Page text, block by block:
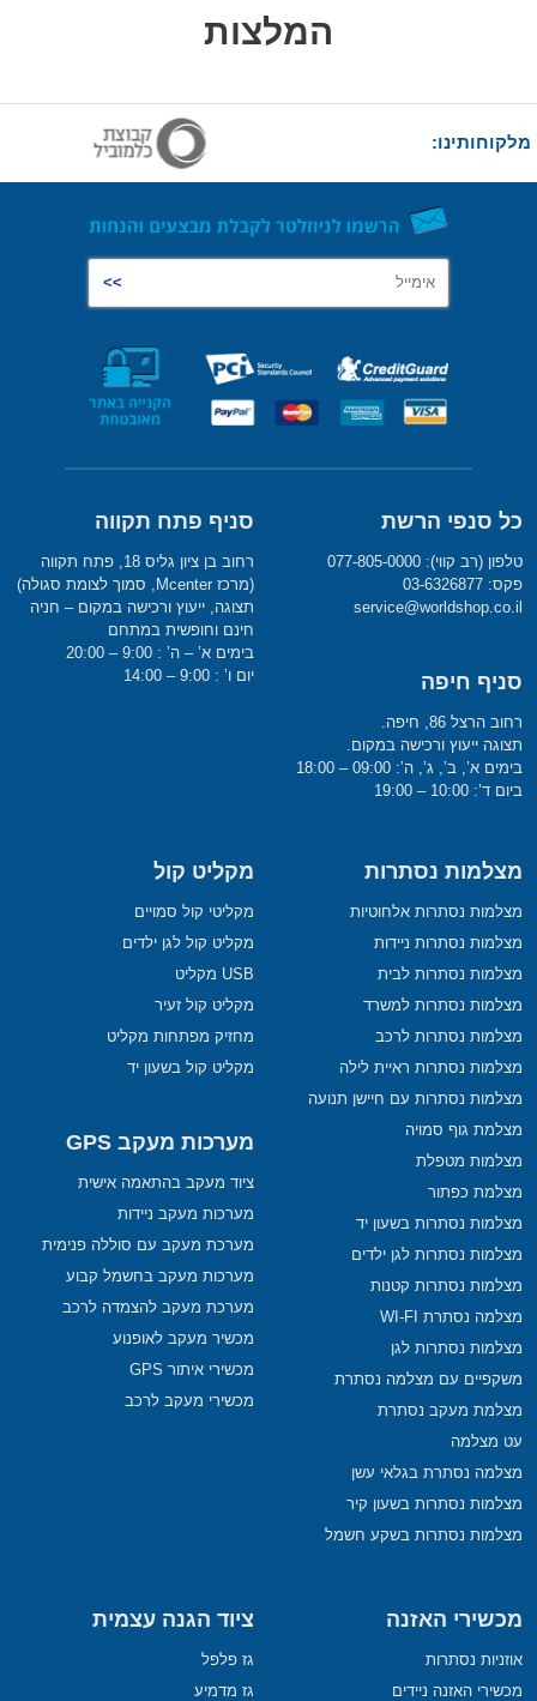
המלצות
מלקוחותינו:
כל סנפי הרשת
טלפון (רב קווי): 077-805-0000
פקס: 03-6326877
service@worldshop.co.il
סניף חיפה
רחוב הרצל 86, חיפה.
תצוגה ייעוץ ורכישה במקום.
בימים א’, ב’, ג’, ה’: 09:00 – 18:00
ביום ד’: 10:00 – 19:00
סניף פתח תקווה
רחוב בן ציון גליס 18, פתח תקווה
(מרכז Mcenter, סמוך לצומת סגולה)
תצוגה, ייעוץ ורכישה במקום – חניה
חינם וחופשית במתחם
בימים א’ – ה’ : 9:00 – 20:00
יום ו’ : 9:00 – 14:00
מצלמות נסתרות
מצלמות נסתרות אלחוטיות
מצלמות נסתרות ניידות
מצלמות נסתרות לבית
מצלמות נסתרות למשרד
מצלמות נסתרות לרכב
מצלמות נסתרות ראיית לילה
מצלמות נסתרות עם חיישן תנועה
מצלמת גוף סמויה
מצלמות מטפלת
מצלמת כפתור
מצלמות נסתרות בשעון יד
מצלמות נסתרות לגן ילדים
מצלמות נסתרות קטנות
מצלמה נסתרת WI-FI
מצלמות נסתרות לגן
משקפיים עם מצלמה נסתרת
מצלמת מעקב נסתרת
עט מצלמה
מצלמה נסתרת בגלאי עשן
מצלמות נסתרות בשעון קיר
מצלמות נסתרות בשקע חשמל
מקליט קול
מקליטי קול סמויים
מקליט קול לגן ילדים
USB מקליט
מקליט קול זעיר
מחזיק מפתחות מקליט
מקליט קול בשעון יד
מערכות מעקב GPS
ציוד מעקב בהתאמה אישית
מערכות מעקב ניידות
מערכת מעקב עם סוללה פנימית
מערכות מעקב בחשמל קבוע
מערכת מעקב להצמדה לרכב
מכשיר מעקב לאופנוע
מכשירי איתור GPS
מכשירי מעקב לרכב
מכשירי האזנה
אוזניות נסתרות
מכשירי האזנה ניידים
ציוד הגנה עצמית
גז פלפל
גז מדמיע